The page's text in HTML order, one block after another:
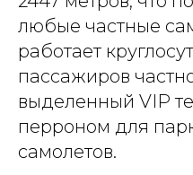
любые частные
работает
пассажиров
выделенный VIP
перроном для
самолетов.